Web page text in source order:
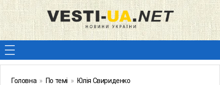
Головна » По темі » Юлія Свириденко